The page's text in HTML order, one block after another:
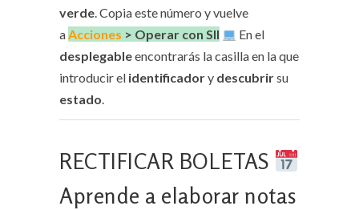
verde. Copia este número y vuelve
aAcciones > Operar con SII
En el
desplegableencontrarás la casilla en la que
introducir el identificadory descubrirsu
estado.
RECTIFICAR BOLETAS
Aprende a elaborar notas